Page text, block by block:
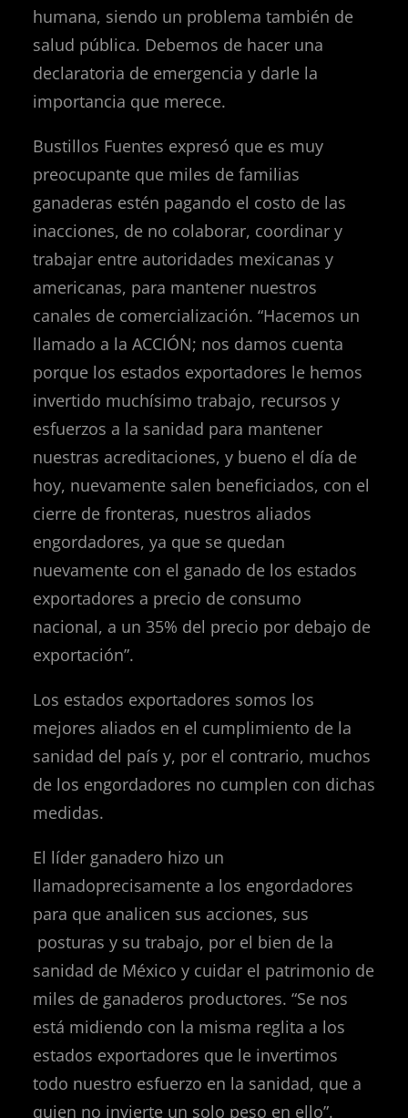
humana, siendo un problema también de
salud pública. Debemos de hacer una
declaratoria de emergencia y darle la
importancia que merece.
Bustillos Fuentes expresó que es muy
preocupante que miles de familias
ganaderas estén pagando el costo de las
inacciones, de no colaborar, coordinar y
trabajar entre autoridades mexicanas y
americanas, para mantener nuestros
canales de comercialización. “Hacemos un
llamado a la ACCIÓN; nos damos cuenta
porque los estados exportadores le hemos
invertido muchísimo trabajo, recursos y
esfuerzos a la sanidad para mantener
nuestras acreditaciones, y bueno el día de
hoy, nuevamente salen beneficiados, con el
cierre de fronteras, nuestros aliados
engordadores, ya que se quedan
nuevamente con el ganado de los estados
exportadores a precio de consumo
nacional, a un 35% del precio por debajo de
exportación”.
Los estados exportadores somos los
mejores aliados en el cumplimiento de la
sanidad del país y, por el contrario, muchos
de los engordadores no cumplen con dichas
medidas.
El líder ganadero hizo un
llamadoprecisamente a los engordadores
para que analicen sus acciones, sus
posturas y su trabajo, por el bien de la
sanidad de México y cuidar el patrimonio de
miles de ganaderos productores. “Se nos
está midiendo con la misma reglita a los
estados exportadores que le invertimos
todo nuestro esfuerzo en la sanidad, que a
quien no invierte un solo peso en ello”.